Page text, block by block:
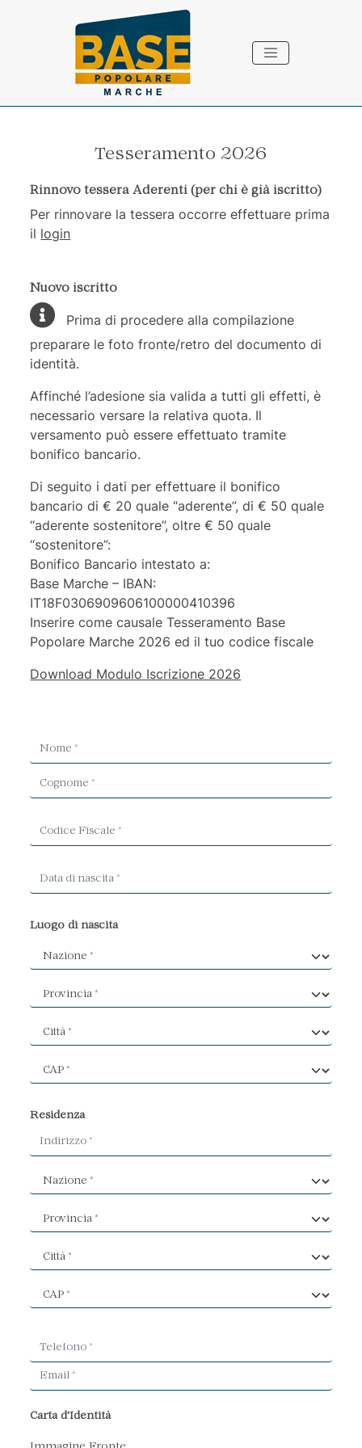
Vai ai contenuti della pagina
Tesseramento 2026
Rinnovo tessera Aderenti (per chi è già iscritto)
Per rinnovare la tessera occorre effettuare prima
il login
Nuovo iscritto
Prima di procedere alla compilazione
preparare le foto fronte/retro del documento di
identità.
Affinché l’adesione sia valida a tutti gli effetti, è
necessario versare la relativa quota. Il
versamento può essere effettuato tramite
bonifico bancario.
Di seguito i dati per effettuare il bonifico
bancario di € 20 quale “aderente”, di € 50 quale
“aderente sostenitore”, oltre € 50 quale
“sostenitore”:
Bonifico Bancario intestato a:
Base Marche – IBAN:
IT18F0306909606100000410396
Inserire come causale Tesseramento Base
Popolare Marche 2026 ed il tuo codice fiscale
Download Modulo Iscrizione 2026
Luogo di nascita
Residenza
Carta d'Identità